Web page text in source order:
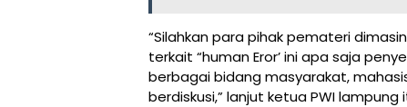
“Silahkan para pihak pemateri
terkait “human Eror’ ini apa saja
berbagai bidang masyarakat,
berdiskusi,” lanjut ketua PWI lampung